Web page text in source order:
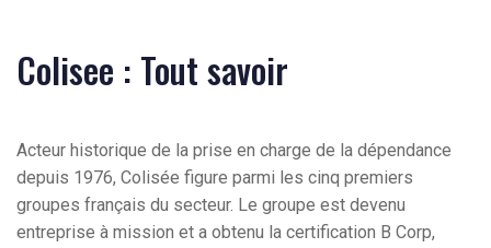
Colisee : Tout savoir
Acteur historique de la prise en charge de la dépendance
depuis 1976, Colisée figure parmi les cinq premiers
groupes français du secteur. Le groupe est devenu
entreprise à mission et a obtenu la certification B Corp,